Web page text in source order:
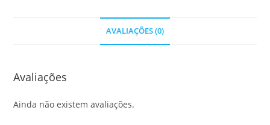
AVALIAÇÕES (0)
Avaliações
Ainda não existem avaliações.